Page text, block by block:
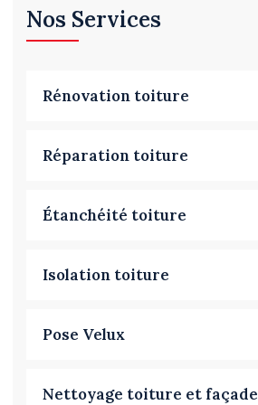
Nos Services
Rénovation toiture
Réparation toiture
Étanchéité toiture
Isolation toiture
Pose Velux
Nettoyage toiture et façade